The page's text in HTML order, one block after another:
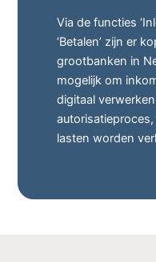
Via de functies
‘Betalen’ zijn er
grootbanken in
mogelijk om
digitaal
lasten worden